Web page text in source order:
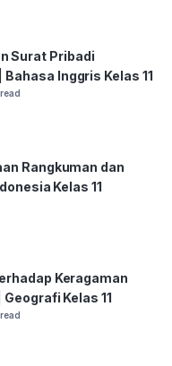
Surat Pribadi
Inggris Kelas 11
Rangkuman dan
Kelas 11
Keragaman
Kelas 11